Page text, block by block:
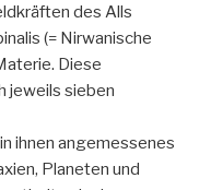
des Alls
(= Nirwanische
Diese
jeweils sieben
ihnen angemessenes
Planeten und